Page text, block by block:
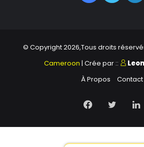
© Copyright 2026,Tous droits
Cameroon | Crée par ::
À Propos
Contact
Facebook
Twitter